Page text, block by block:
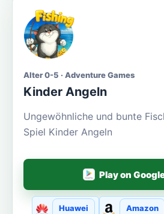
Alter 0-5 · Adventure Games
Kinder Angeln
Ungewöhnliche und bunte
Spiel Kinder Angeln
Play on
Huawei Amazon